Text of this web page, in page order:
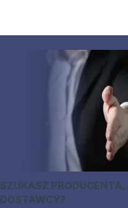
SZUKASZ PRODUCENTA,
DOSTAWCY?